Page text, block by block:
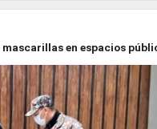
en espacios